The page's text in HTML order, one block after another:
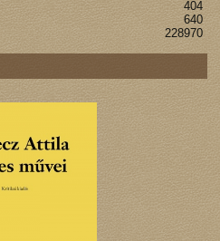
404
640
228970